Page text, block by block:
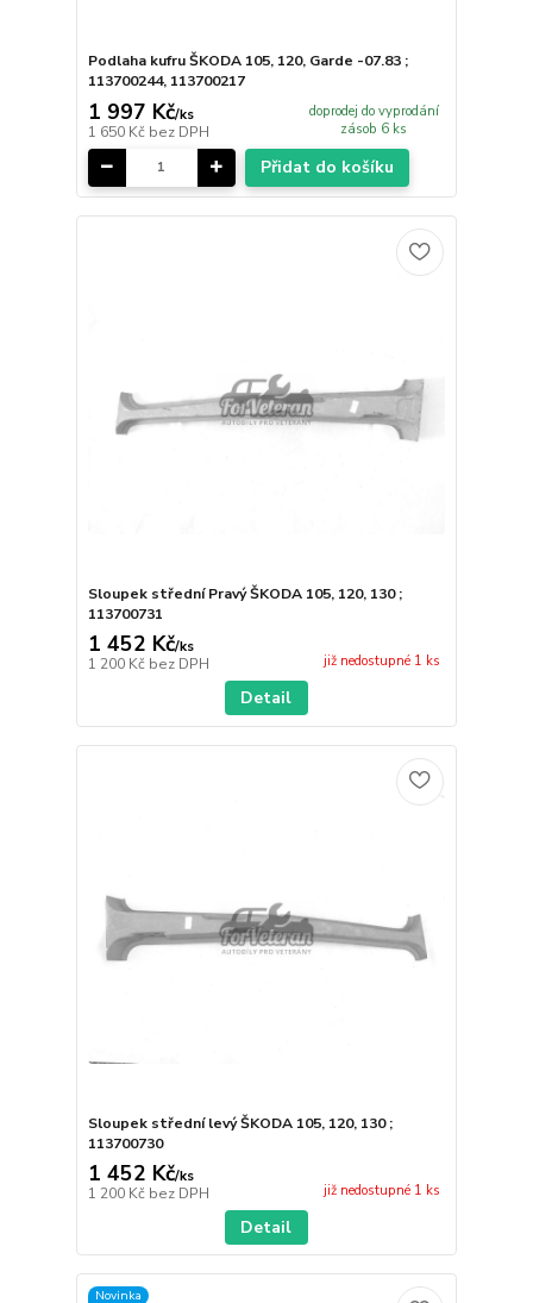
Podlaha kufru ŠKODA 105, 120, Garde -07.83 ;
113700244, 113700217
1 997 Kč/ks
1 650 Kč bez DPH
doprodej do vyprodání
zásob 6 ks
Přidat do košíku
Sloupek střední Pravý ŠKODA 105, 120, 130 ;
113700731
1 452 Kč/ks
1 200 Kč bez DPH již nedostupné 1 ks
Detail
Sloupek střední levý ŠKODA 105, 120, 130 ;
113700730
1 452 Kč/ks
1 200 Kč bez DPH již nedostupné 1 ks
Detail
Novinka